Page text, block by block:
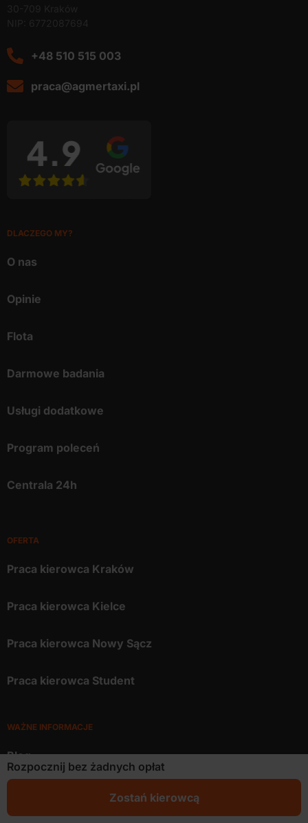
+48 510 515 003
praca@agmertaxi.pl
DLACZEGO MY?
O nas
Opinie
Flota
Darmowe badania
Usługi dodatkowe
Program poleceń
Centrala 24h
OFERTA
Praca kierowca Kraków
Praca kierowca Kielce
Praca kierowca Nowy Sącz
Praca kierowca Student
WAŻNE INFORMACJE
Blog
Rozpocznij bez żadnych opłat
Zostań kierowcą